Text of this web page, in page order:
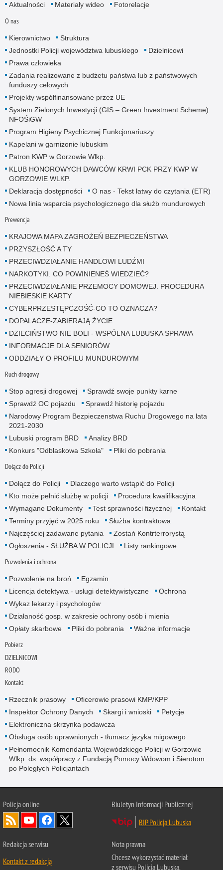
Aktualności Materiały wideo Fotorelacje
O nas
Kierownictwo
Struktura
Jednostki Policji województwa lubuskiego
Dzielnicowi
Prawa człowieka
Zadania realizowane z budżetu państwa lub z państwowych
funduszy celowych
Projekty współfinansowane przez UE
System Zielonych Inwestycji (GIS – Green Investment Scheme)
NFOŚiGW
Program Higieny Psychicznej Funkcjonariuszy
Kapelani w garnizonie lubuskim
Patron KWP w Gorzowie Wlkp.
KLUB HONOROWYCH DAWCÓW KRWI PCK PRZY KWP W
GORZOWIE WLKP.
Deklaracja dostępności
O nas - Tekst łatwy do czytania (ETR)
Nowa linia wsparcia psychologicznego dla służb mundurowych
Prewencja
KRAJOWA MAPA ZAGROŻEŃ BEZPIECZEŃSTWA
PRZYSZŁOŚĆ A TY
PRZECIWDZIAŁANIE HANDLOWI LUDŹMI
NARKOTYKI. CO POWINIENEŚ WIEDZIEĆ?
PRZECIWDZIAŁANIE PRZEMOCY DOMOWEJ. PROCEDURA
NIEBIESKIE KARTY
CYBERPRZESTĘPCZOŚĆ-CO TO OZNACZA?
DOPALACZE-ZABIERAJĄ ŻYCIE
DZIECIŃSTWO NIE BOLI - WSPÓLNA LUBUSKA SPRAWA
INFORMACJE DLA SENIORÓW
ODDZIAŁY O PROFILU MUNDUROWYM
Ruch drogowy
Stop agresji drogowej
Sprawdź swoje punkty karne
Sprawdź OC pojazdu
Sprawdź historię pojazdu
Narodowy Program Bezpieczenstwa Ruchu Drogowego na lata
2021-2030
Lubuski program BRD
Analizy BRD
Konkurs "Odblaskowa Szkoła"
Pliki do pobrania
Dołącz do Policji
Dołącz do Policji
Dlaczego warto wstąpić do Policji
Kto może pełnić służbę w policji
Procedura kwalifikacyjna
Wymagane Dokumenty
Test sprawności fizycznej
Kontakt
Terminy przyjęć w 2025 roku
Służba kontraktowa
Najczęściej zadawane pytania
Zostań Kontrterrorystą
Ogłoszenia - SŁUŻBA W POLICJI
Listy rankingowe
Pozwolenia i ochrona
Pozwolenie na broń
Egzamin
Licencja detektywa - usługi detektywistyczne
Ochrona
Wykaz lekarzy i psychologów
Działaność gosp. w zakresie ochrony osób i mienia
Opłaty skarbowe
Pliki do pobrania Ważne informacje
Pobierz
DZIELNICOWI
RODO
Kontakt
Rzecznik prasowy
Oficerowie prasowi KMP/KPP
Inspektor Ochrony Danych
Skargi i wnioski
Petycje
Elektroniczna skrzynka podawcza
Obsługa osób uprawnionych - tłumacz języka migowego
Pełnomocnik Komendanta Wojewódzkiego Policji w Gorzowie
Wlkp. ds. współpracy z Fundacją Pomocy Wdowom i Sierotom
po Poległych Policjantach
Policja online
Biuletyn Informacji Publicznej
BIP Policja Lubuska
Redakcja serwisu
Kontakt z redakcją
Nota prawna
Chcesz wykorzystać materiał
z serwisu Policja Lubuska.